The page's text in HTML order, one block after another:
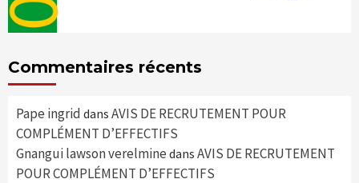
Commentaires récents
Pape ingrid dans AVIS DE RECRUTEMENT POUR
COMPLÉMENT D’EFFECTIFS
Gnangui lawson verelmine dans AVIS DE RECRUTEMENT
POUR COMPLÉMENT D’EFFECTIFS